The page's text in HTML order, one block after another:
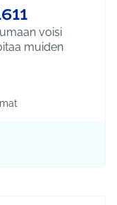
voisi
muiden
mukaan: Kulttuuri ja